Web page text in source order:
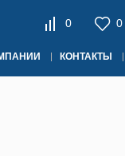
0 0
КОНТАКТЫ